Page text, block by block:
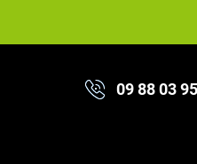
09 88 03